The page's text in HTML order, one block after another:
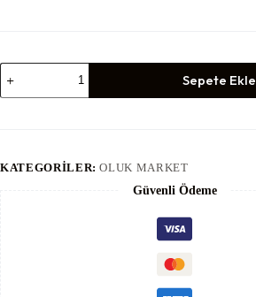
Bakır
Oluk
Bağlantı
Sepete Ekle
KATEGORILER:OLUK MARKET
Güvenli Ödeme